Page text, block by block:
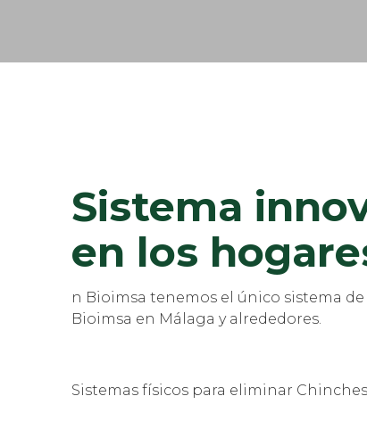
Sistema
en los
n Bioimsa tenemos el único sistema
Bioimsa en Málaga y alrededores.
Sistemas físicos para eliminar Chinches